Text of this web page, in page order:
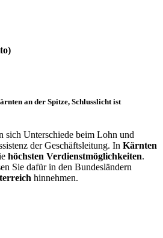
an der Spitze, Schlusslicht ist
sich Unterschiede beim Lohn und
der Geschäftsleitung. In Kärnten
höchsten Verdienstmöglichkeiten.
Sie dafür in den Bundesländern
hinnehmen.